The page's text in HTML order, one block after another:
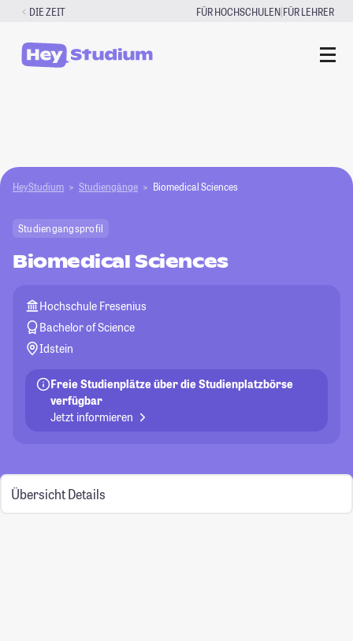
Zum
springen
DIE ZEIT FÜR HOCHSCHULEN|FÜR LEHRER
HeyStudium Studiengänge Biomedical Sciences
Studiengangsprofil
Biomedical Sciences
Hochschule Fresenius
Bachelor of Science
Idstein
Freie Studienplätze über die Studienplatzbörse
verfügbar
Jetzt informieren
Übersicht Details